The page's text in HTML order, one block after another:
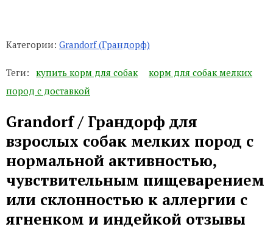
Категории: Grandorf (Грандорф)
Теги: купить корм для собак
корм для собак мелких
пород с доставкой
Grandorf / Грандорф для
взрослых собак мелких пород с
нормальной активностью,
чувствительным пищеварением
или склонностью к аллергии с
ягненком и индейкой отзывы